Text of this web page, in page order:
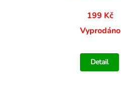
199 Kč
Vyprodáno
Detail